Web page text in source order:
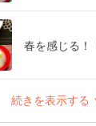
春を感じる！
続きを表示する